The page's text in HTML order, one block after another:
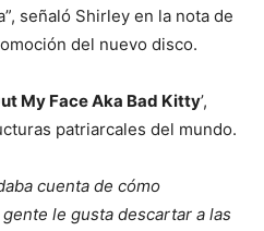
señaló Shirley en la nota de
del nuevo disco.
My Face Aka Bad Kitty’,
patriarcales del mundo.
cuenta de cómo
gente le gusta descartar a las